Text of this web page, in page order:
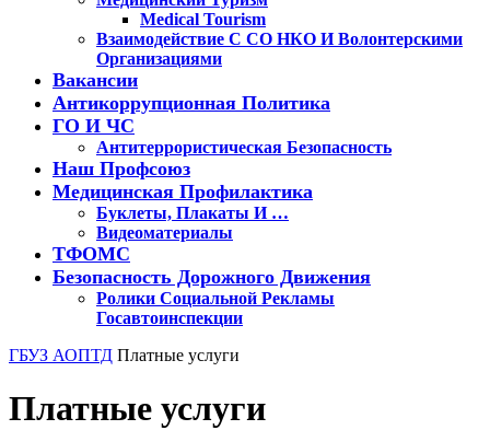
Medical Tourism
Взаимодействие С СО НКО И Волонтерскими
Организациями
Вакансии
Антикоррупционная Политика
ГО И ЧС
Антитеррористическая Безопасность
Наш Профсоюз
Медицинская Профилактика
Буклеты, Плакаты И …
Видеоматериалы
ТФОМС
Безопасность Дорожного Движения
Ролики Социальной Рекламы
Госавтоинспекции
Кнопка
ГБУЗ АОПТД Платные услуги
Платные услуги